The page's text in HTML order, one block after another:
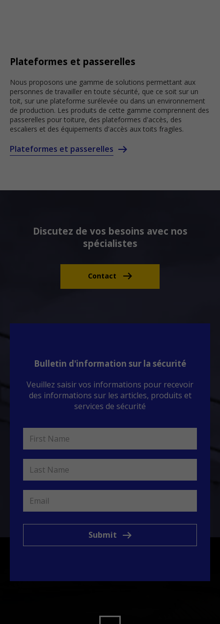
Plateformes et passerelles
Nous proposons une gamme de solutions permettant aux
personnes de travailler en toute sécurité, que ce soit sur un
toit, sur une plateforme surélevée ou dans un environnement
de production. Les produits de cette gamme comprennent des
passerelles pour toiture, des plateformes d'accès, des
escaliers et des équipements d'accès aux toits fragiles.
Plateformes et passerelles
Discutez de vos besoins avec nos
spécialistes
Contact
Bulletin d'information sur la sécurité
Veuillez saisir vos informations pour recevoir
des informations sur les articles, produits et
services de sécurité
Submit